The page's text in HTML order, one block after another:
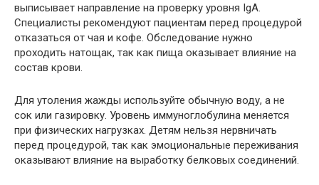
выписывает направление на проверку уровня IgA.
Специалисты рекомендуют пациентам перед процедурой
отказаться от чая и кофе. Обследование нужно
проходить натощак, так как пища оказывает влияние на
состав крови.
Для утоления жажды используйте обычную воду, а не
сок или газировку. Уровень иммуноглобулина меняется
при физических нагрузках. Детям нельзя нервничать
перед процедурой, так как эмоциональные переживания
оказывают влияние на выработку белковых соединений.